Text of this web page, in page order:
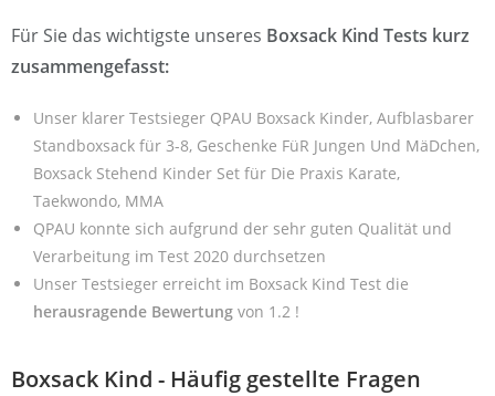
Für Sie das wichtigste unseres Boxsack Kind Tests kurz
zusammengefasst:
Unser klarer Testsieger QPAU Boxsack Kinder, Aufblasbarer
Standboxsack für 3-8, Geschenke FüR Jungen Und MäDchen,
Boxsack Stehend Kinder Set für Die Praxis Karate,
Taekwondo, MMA
QPAU konnte sich aufgrund der sehr guten Qualität und
Verarbeitung im Test 2020 durchsetzen
Unser Testsieger erreicht im Boxsack Kind Test die
herausragende Bewertung von 1.2 !
Boxsack Kind - Häufig gestellte Fragen